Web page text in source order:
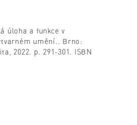
úloha a funkce v
umění.. Brno:
2022. p. 291-301. ISBN